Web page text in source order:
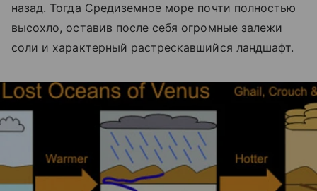
назад. Тогда Средиземное море почти полностью
высохло, оставив после себя огромные залежи
соли и характерный растрескавшийся ландшафт.